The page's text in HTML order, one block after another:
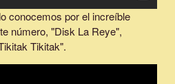
lo conocemos por el increíble
número, "Disk La Reye",
Tikitak".